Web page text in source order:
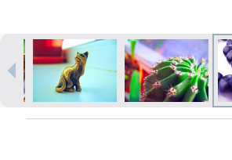
Печать в
закажите
Различные